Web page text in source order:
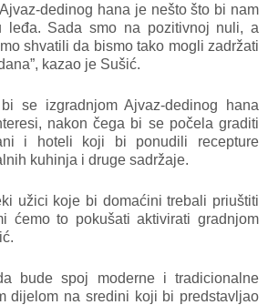
dedinog hana je nešto što bi nam
leđa. Sada smo na pozitivnoj nuli, a
shvatili da bismo tako mogli zadržati
kazao je Sušić.
se izgradnjom Ajvaz-dedinog hana
nakon čega bi se počela graditi
i hoteli koji bi ponudili recepture
kuhinja i druge sadržaje.
užici koje bi domaćini trebali priuštiti
ćemo to pokušati aktivirati gradnjom
bude spoj moderne i tradicionalne
dijelom na sredini koji bi predstavljao